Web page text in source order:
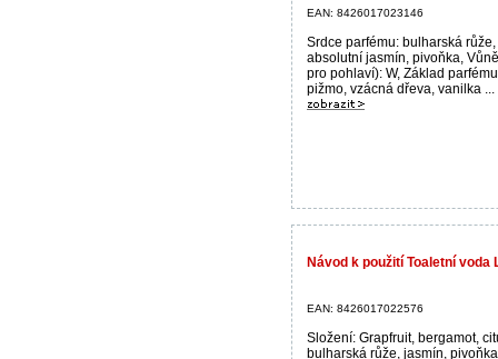
EAN: 8426017023146
Srdce parfému: bulharská růže,
absolutní jasmín, pivoňka,
pro pohlaví): W, Základ
pižmo, vzácná dřeva, vanilka ...
Návod k použití Toaletní voda
EAN: 8426017022576
Složení: Grapfruit, bergamot,
bulharská růže, jasmín,